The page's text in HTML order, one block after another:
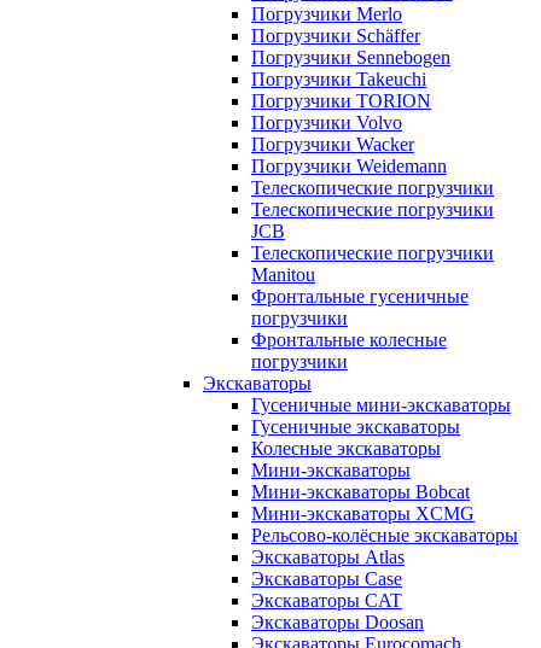
Погрузчики Merlo
Погрузчики Schäffer
Погрузчики Sennebogen
Погрузчики Takeuchi
Погрузчики TORION
Погрузчики Volvo
Погрузчики Wacker
Погрузчики Weidemann
Телескопические погрузчики
Телескопические погрузчики
JCB
Телескопические погрузчики
Manitou
Фронтальные гусеничные
погрузчики
Фронтальные колесные
погрузчики
Экскаваторы
Гусеничные мини-экскаваторы
Гусеничные экскаваторы
Колесные экскаваторы
Мини-экскаваторы
Мини-экскаваторы Bobcat
Мини-экскаваторы XCMG
Рельсово-колёсные экскаваторы
Экскаваторы Atlas
Экскаваторы Case
Экскаваторы CAT
Экскаваторы Doosan
Экскаваторы Eurocomach